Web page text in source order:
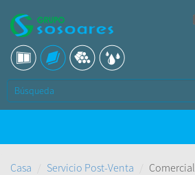
Casa Servicio Post-Venta Comercial